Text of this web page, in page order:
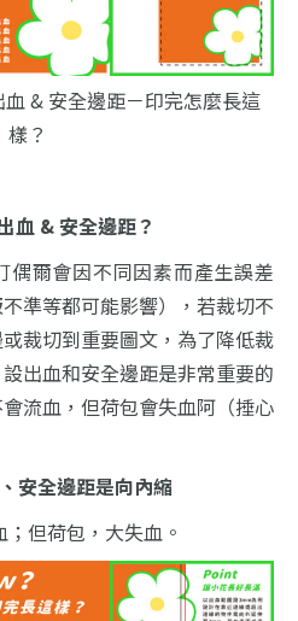
血 & 安全邊距－印完怎麼長這
樣？
血 & 安全邊距？
偶爾會因不同因素而產生誤差
準等都可能影響）， 若裁切不
裁切到重要圖文， 為了降低裁
設出血和安全邊距是非常重要的
流血，但荷包會失血阿（捶心
安全邊距是向內縮
但荷包，大失血。